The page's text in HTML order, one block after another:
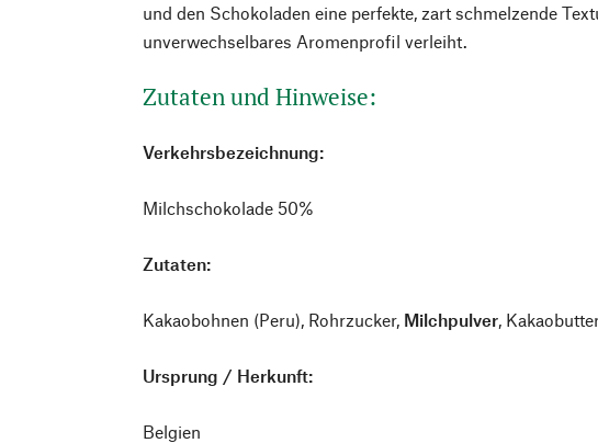
und den Schokoladen eine perfekte, zart schmelzende
unverwechselbares Aromenprofil verleiht.
Zutaten und Hinweise:
Verkehrsbezeichnung:
Milchschokolade 50%
Zutaten:
Kakaobohnen (Peru), Rohrzucker, Milchpulver,
Ursprung / Herkunft:
Belgien